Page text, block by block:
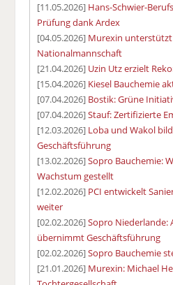
[11.05.2026] Hans-Schwier-
Prüfung dank Ardex
[04.05.2026] Murexin unterstützt
Nationalmannschaft
[21.04.2026] Uzin Utz erzielt
[15.04.2026] Kiesel Bauchemie
[07.04.2026] Bostik: Grüne
[07.04.2026]Stauf: Zertifizierte
[12.03.2026] Loba und Wakol
Geschäftsführung
[13.02.2026]Sopro Bauchemie:
Wachstum gestellt
[12.02.2026] PCI entwickelt
weiter
[02.02.2026]Sopro Niederlande:
übernimmt Geschäftsführung
[02.02.2026]Sopro Bauchemie
[21.01.2026] Murexin: Michael